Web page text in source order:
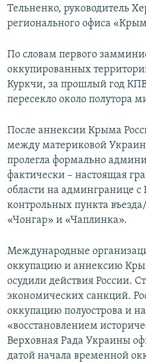
Тельненко, руководитель
регионального офиса
По словам первого
оккупированных
Куркчи, за прошлый год
пересекло около полутора
После аннексии Крыма
между материковой
пролегла формально
фактически – настоящая
области на админгранице
контрольных пункта
«Чонгар» и «Чаплинка».
Международные
оккупацию и аннексию
осудили действия России.
экономических санкций.
оккупацию полуострова и
«восстановлением
Верховная Рада Украины
датой начала временной